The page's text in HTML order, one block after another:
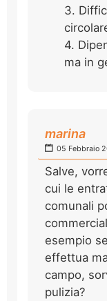
3.
4.
ma in
marina
05 Febbraio
Salve,
cui le
comunali
esempio
effettua
campo,
pulizia?